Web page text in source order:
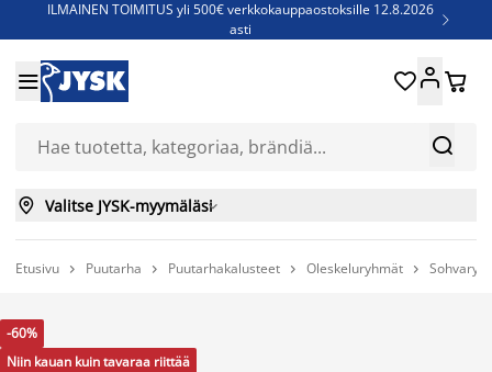
ILMAINEN TOIMITUS yli 500€ verkkokauppaostoksille 12.8.2026
asti

Jenkkisänkyjä - Säästä jopa 60%


 
 Valitse JYSK-myymäläsi
Etusivu  Puutarha  Puutarhakalusteet  Oleskeluryhmät 
-60%
Niin kauan kuin tavaraa riittää